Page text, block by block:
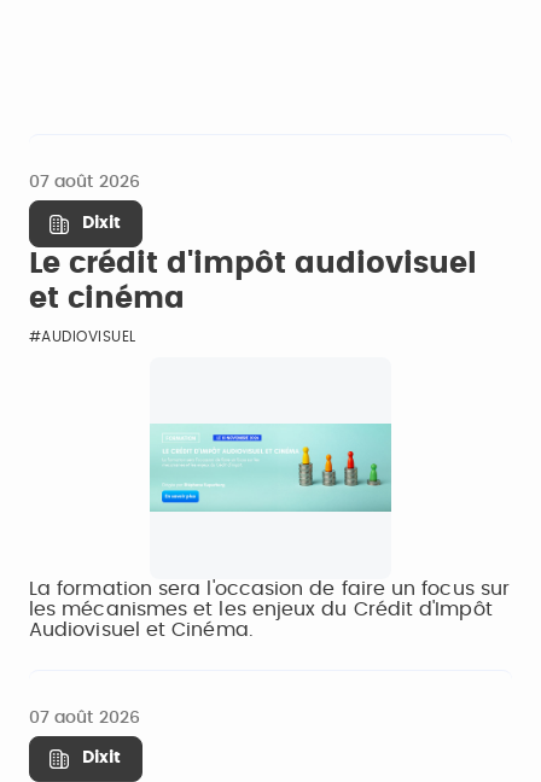
07 août 2026
Dixit
Le crédit d'impôt audiovisuel
et cinéma
#AUDIOVISUEL
La formation sera l'occasion de faire un focus sur
les mécanismes et les enjeux du Crédit d'Impôt
Audiovisuel et Cinéma.
07 août 2026
Dixit